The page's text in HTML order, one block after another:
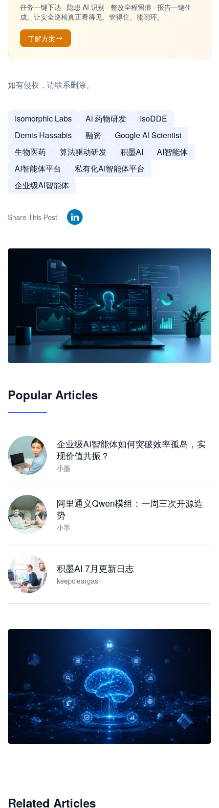
任务一键下达 · 隐患 AI 识别 · 整改全程留痕 · 报告一键生
成。让安全巡检真正看得见、管得住、能闭环。
了解方案
如有侵权，请联系删除。
Isomorphic Labs AI 药物研发
IsoDDE
Demis Hassabis
融资
Google AI Scientist
生物医药
算法驱动研发 积墨AI
AI智能体
AI智能体平台
私有化AI智能体平台
企业级AI智能体
Share This Post
JimoClaw 桌面 AI Agent 工作台
Popular Articles
企业级AI智能体如何突破效率孤岛，实
现价值共振？
小墨
阿里通义Qwen模组：一周三次开源造
势
小墨
积墨AI 7月更新日志
keepcleargas
Related Articles